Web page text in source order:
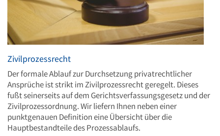
Zivilprozessrecht
Der formale Ablauf zur Durchsetzung privatrechtlicher
Ansprüche ist strikt im Zivilprozessrecht geregelt. Dieses
fußt seinerseits auf dem Gerichtsverfassungsgesetz und der
Zivilprozessordnung. Wir liefern Ihnen neben einer
punktgenauen Definition eine Übersicht über die
Hauptbestandteile des Prozessablaufs.